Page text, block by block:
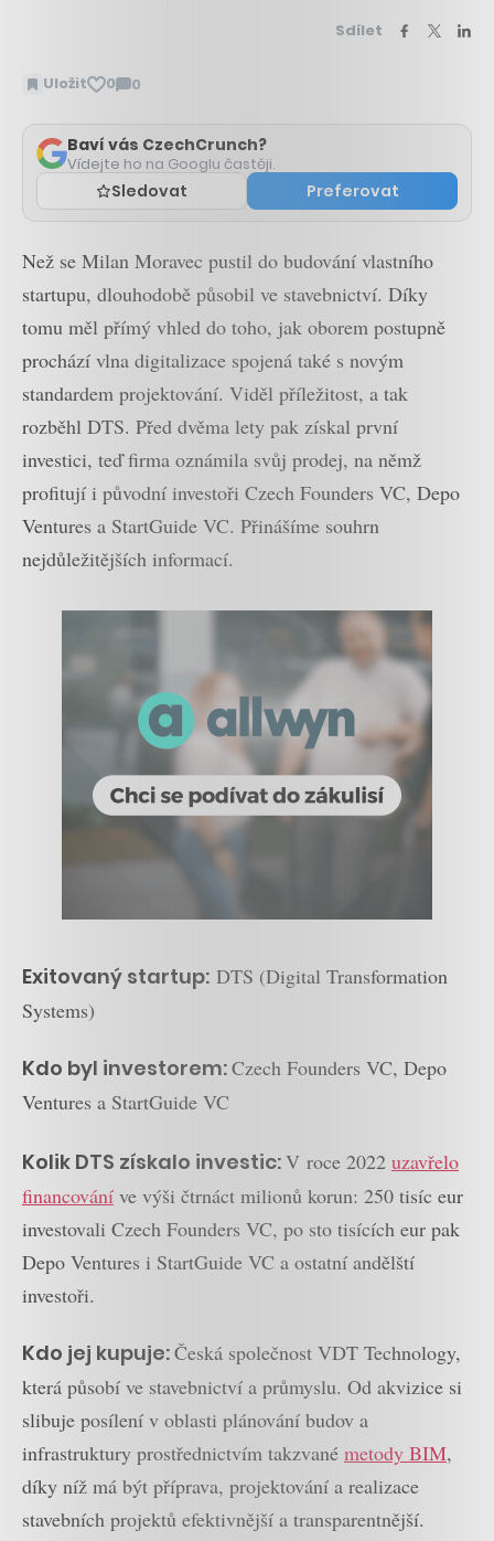
Sdílet
Uložit 0 0
Zobrazit
Baví vás CzechCrunch?
Vídejte ho na Googlu častěji.
Sledovat Preferovat
Než se Milan Moravec pustil do budování vlastního
startupu, dlouhodobě působil ve stavebnictví. Díky
tomu měl přímý vhled do toho, jak oborem postupně
prochází vlna digitalizace spojená také s novým
standardem projektování. Viděl příležitost, a tak
rozběhl DTS. Před dvěma lety pak získal první
investici, teď firma oznámila svůj prodej, na němž
profitují i původní investoři Czech Founders VC, Depo
Ventures a StartGuide VC. Přinášíme souhrn
nejdůležitějších informací.
Exitovaný startup: DTS (Digital Transformation
Systems)
Kdo byl investorem:Czech Founders VC, Depo
Ventures a StartGuide VC
Kolik DTS získalo investic:V roce 2022 uzavřelo
financování ve výši čtrnáct milionů korun: 250 tisíc eur
investovali Czech Founders VC, po sto tisících eur pak
Depo Ventures i StartGuide VC a ostatní andělští
investoři.
Kdo jej kupuje:Česká společnost VDT Technology,
která působí ve stavebnictví a průmyslu. Od akvizice si
slibuje posílení v oblasti plánování budov a
infrastruktury prostřednictvím takzvané metody BIM,
díky níž má být příprava, projektování a realizace
stavebních projektů efektivnější a transparentnější.